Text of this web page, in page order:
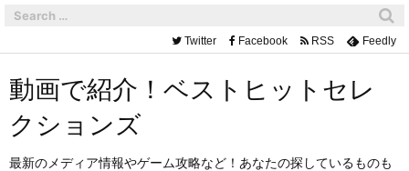
動画で紹介！ベストヒットセレ
クションズ
最新のメディア情報やゲーム攻略など！あなたの探しているものも
Twitter Facebook RSS Feedly